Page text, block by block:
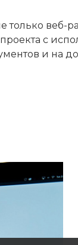
только веб-
с
и на